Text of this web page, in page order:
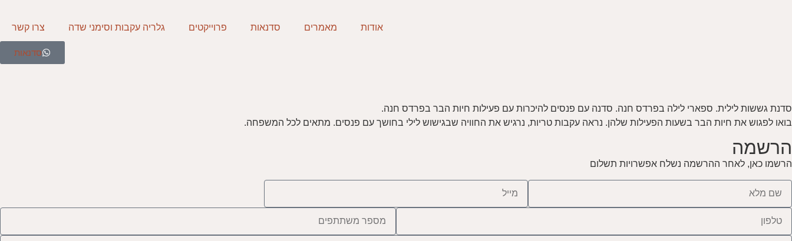
אודות מאמרים סדנאות פרוייקטים גלריה עקבות וסימני שדה צרו קשר
סדנאות
סדנת גששות לילית. ספארי לילה בפרדס חנה. סדנה עם פנסים להיכרות עם פעילות חיות הבר בפרדס חנה.
בואו לפגוש את חיות הבר בשעות הפעילות שלהן. נראה עקבות טריות, נרגיש את החוויה שבגישוש לילי בחושך עם פנסים. מתאים לכל המשפחה.
הרשמה
הרשמו כאן, לאחר ההרשמה נשלח אפשרויות תשלום